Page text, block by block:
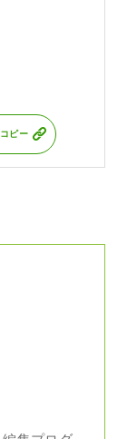
ピー